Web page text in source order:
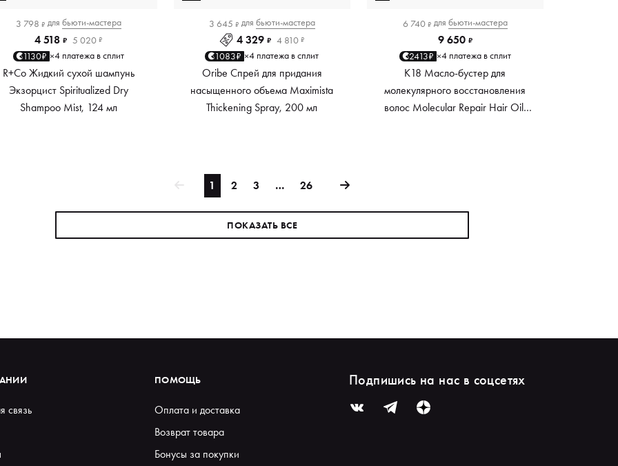
3 798 ₽ для бьюти-мастера
4 518 ₽ 5 020 ₽
1130₽ ×4 платежа в сплит
R+Co Жидкий сухой шампунь
Экзорцист Spiritualized Dry
Shampoo Mist, 124 мл
3 645 ₽ для бьюти-мастера
4 329 ₽ 4 810 ₽
1083₽ ×4 платежа в сплит
Oribe Спрей для придания
насыщенного объема Maximista
Thickening Spray, 200 мл
6 740 ₽ для бьюти-мастера
9 650 ₽
2413₽ ×4 платежа в сплит
K18 Масло-бустер для
молекулярного восстановления
волос Molecular Repair Hair Oil,
1 2 3 … 26
ПОКАЗАТЬ ВСЕ
связь
ПОМОЩЬ
Оплата и доставка
Возврат товара
Бонусы за покупки
Подпишись на нас в соцсетях